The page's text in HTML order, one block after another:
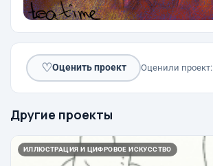
♡Оценить проект Оценили проект:
Другие проекты
ИЛЛЮСТРАЦИЯ И ЦИФРОВОЕ ИСКУССТВО